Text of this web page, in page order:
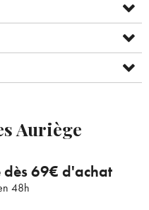
? ×
produit suivant du
Auriège
69€ d'achat
48h
!
en cours et
saison, inscrivez-